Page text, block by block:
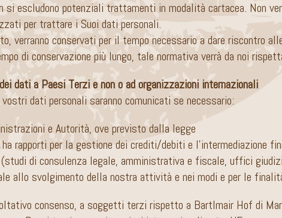
escludono potenziali trattamenti in modalità cartacea. Non
per trattare i Suoi dati personali.
conservati per il tempo necessario a dare riscontro
di conservazione più lungo, tale normativa verrà da noi
dati a Paesi Terzi e non o ad organizzazioni internazionali
dati personali saranno comunicati se necessario:
e Autorità, ove previsto dalla legge
rapporti per la gestione dei crediti/debiti e l’intermediazione
di consulenza legale, amministrativa e fiscale, uffici
allo svolgimento della nostra attività e nei modi e per le
consenso, a soggetti terzi rispetto a Bartlmair Hof di